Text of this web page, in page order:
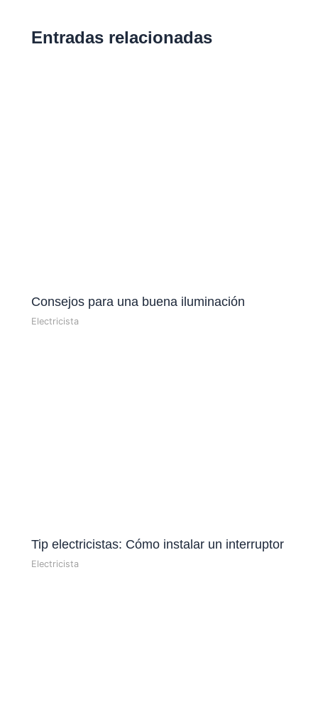
Entradas relacionadas
Consejos para una buena iluminación
Electricista
Tip electricistas: Cómo instalar un interruptor
Electricista